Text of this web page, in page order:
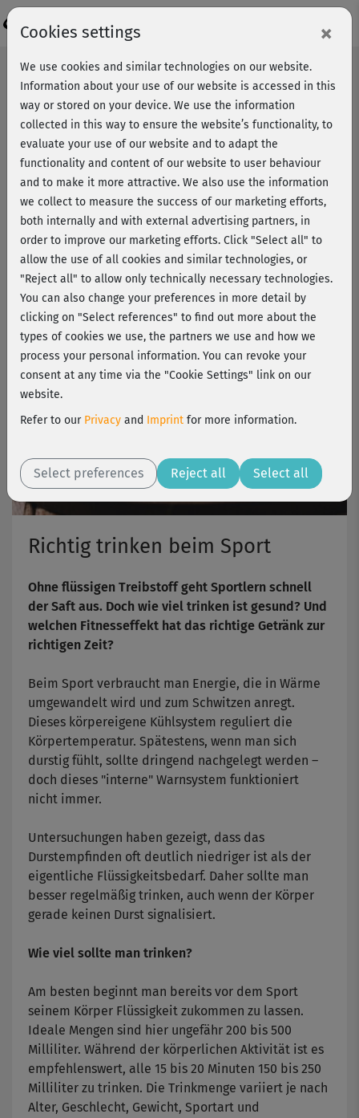
Richtig trinken beim Sport
Ohne flüssigen Treibstoff geht Sportlern schnell
der Saft aus. Doch wie viel trinken ist gesund? Und
welchen Fitnesseffekt hat das richtige Getränk zur
richtigen Zeit?
Beim Sport verbraucht man Energie, die in Wärme
umgewandelt wird und zum Schwitzen anregt.
Dieses körpereigene Kühlsystem reguliert die
Körpertemperatur. Spätestens, wenn man sich
durstig fühlt, sollte dringend nachgelegt werden –
doch dieses "interne" Warnsystem funktioniert
nicht immer.
Untersuchungen haben gezeigt, dass das
Durstempfinden oft deutlich niedriger ist als der
eigentliche Flüssigkeitsbedarf. Daher sollte man
besser regelmäßig trinken, auch wenn der Körper
gerade keinen Durst signalisiert.
Wie viel sollte man trinken?
Am besten beginnt man bereits vor dem Sport
seinem Körper Flüssigkeit zukommen zu lassen.
Ideale Mengen sind hier ungefähr 200 bis 500
Milliliter. Während der körperlichen Aktivität ist es
empfehlenswert, alle 15 bis 20 Minuten 150 bis 250
Milliliter zu trinken. Die Trinkmenge variiert je nach
Alter, Geschlecht, Gewicht, Sportart und
Cookies settings ×
We use cookies and similar technologies on our website.
Information about your use of our website is accessed in this
way or stored on your device. We use the information
collected in this way to ensure the website’s functionality, to
evaluate your use of our website and to adapt the
functionality and content of our website to user behaviour
and to make it more attractive. We also use the information
we collect to measure the success of our marketing efforts,
both internally and with external advertising partners, in
order to improve our marketing efforts. Click "Select all" to
allow the use of all cookies and similar technologies, or
"Reject all" to allow only technically necessary technologies.
You can also change your preferences in more detail by
clicking on "Select references" to find out more about the
types of cookies we use, the partners we use and how we
process your personal information. You can revoke your
consent at any time via the "Cookie Settings" link on our
website.
Refer to our Privacy and Imprint for more information.
Select preferences Reject all Select all